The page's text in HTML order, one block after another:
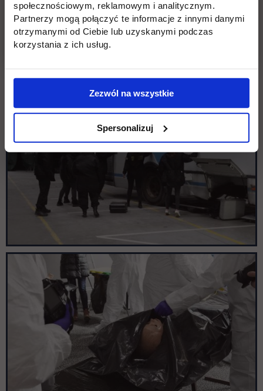
społecznościowym, reklamowym i analitycznym.
Partnerzy mogą połączyć te informacje z innymi danymi
otrzymanymi od Ciebie lub uzyskanymi podczas
korzystania z ich usług.
Zezwól na wszystkie
Spersonalizuj